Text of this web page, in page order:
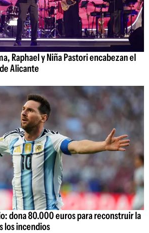
Raphael y Niña Pastori encabezan el
Alicante
dona 80.000 euros para reconstruir la
los incendios